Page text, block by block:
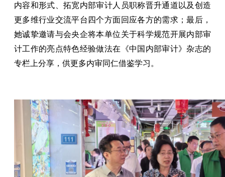
内容和形式、拓宽内部审计人员职称晋升通道以及创造
更多维行业交流平台四个方面回应各方的需求；最后，
她诚挚邀请与会央企将本单位关于科学规范开展内部审
计工作的亮点特色经验做法在《中国内部审计》杂志的
专栏上分享，供更多内审同仁借鉴学习。